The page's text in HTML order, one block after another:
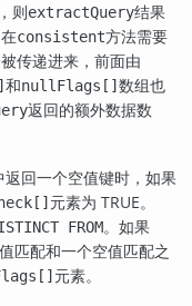
则extractQuery结果
consistent方法需要
传递进来，前面由
和nullFlags[] 数组也
返回的额外数据数
返回一个空值键时，如果
元素为 TRUE。
FROM。如果
匹配和一个空值匹配之
元素。